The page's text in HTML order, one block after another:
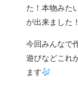
た！本物みた
が出来ました
今回みんなで
遊びなどこれ
ます